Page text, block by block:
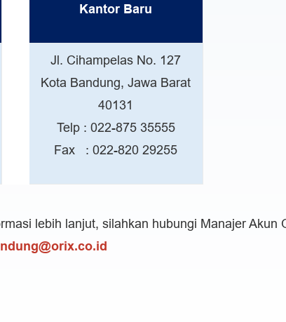
Kantor Baru
Jl. Cihampelas No. 127
Kota Bandung, Jawa Barat
40131
Telp : 022-875 35555
Fax : 022-820 29255
lebih lanjut, silahkan hubungi Manajer Akun